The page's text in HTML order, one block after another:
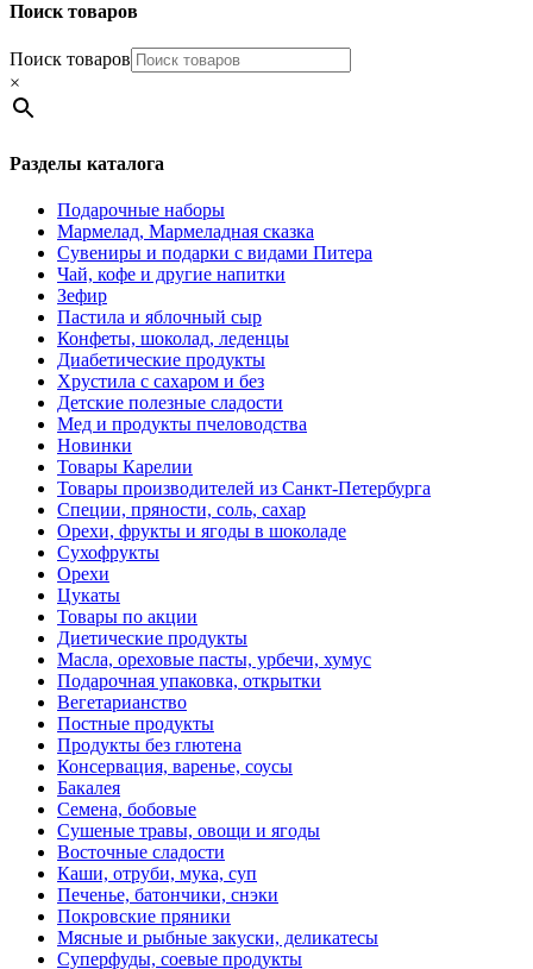
Поиск товаров
Поиск товаров
×
Разделы каталога
Подарочные наборы
Мармелад, Мармеладная сказка
Сувениры и подарки с видами Питера
Чай, кофе и другие напитки
Зефир
Пастила и яблочный сыр
Конфеты, шоколад, леденцы
Диабетические продукты
Хрустила с сахаром и без
Детские полезные сладости
Мед и продукты пчеловодства
Новинки
Товары Карелии
Товары производителей из Санкт-Петербурга
Специи, пряности, соль, сахар
Орехи, фрукты и ягоды в шоколаде
Сухофрукты
Орехи
Цукаты
Товары по акции
Диетические продукты
Масла, ореховые пасты, урбечи, хумус
Подарочная упаковка, открытки
Вегетарианство
Постные продукты
Продукты без глютена
Консервация, варенье, соусы
Бакалея
Семена, бобовые
Сушеные травы, овощи и ягоды
Восточные сладости
Каши, отруби, мука, суп
Печенье, батончики, снэки
Покровские пряники
Мясные и рыбные закуски, деликатесы
Суперфуды, соевые продукты